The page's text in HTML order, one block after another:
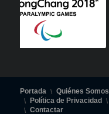
Portada Quiénes Somos
Política de Privacidad
Contactar